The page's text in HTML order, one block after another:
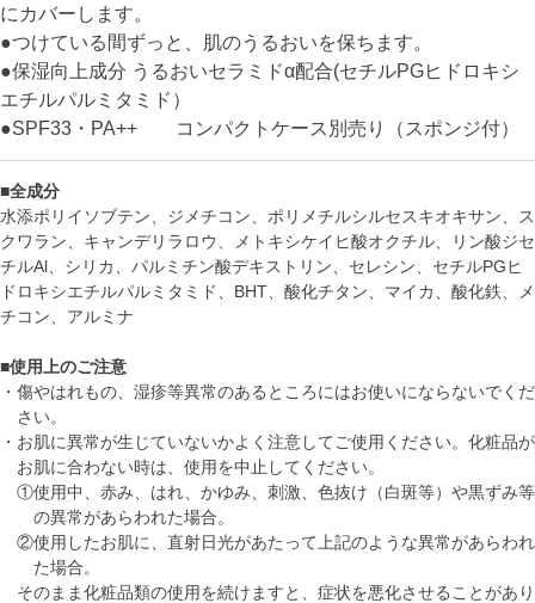
にカバーします。
●つけている間ずっと、肌のうるおいを保ちます。
●保湿向上成分 うるおいセラミドα配合(セチルPGヒドロキシ
エチルパルミタミド）
●SPF33・PA++ コンパクトケース別売り（スポンジ付）
■全成分
水添ポリイソブテン、ジメチコン、ポリメチルシルセスキオキサン、ス
クワラン、キャンデリラロウ、メトキシケイヒ酸オクチル、リン酸ジセ
チルAl、シリカ、パルミチン酸デキストリン、セレシン、セチルPGヒ
ドロキシエチルパルミタミド、BHT、酸化チタン、マイカ、酸化鉄、メ
チコン、アルミナ
■使用上のご注意
・ 傷やはれもの、湿疹等異常のあるところにはお使いにならないでくだ
さい。
・ お肌に異常が生じていないかよく注意してご使用ください。化粧品が
お肌に合わない時は、使用を中止してください。
①使用中、赤み、はれ、かゆみ、刺激、色抜け（白斑等）や黒ずみ等
の異常があらわれた場合。
②使用したお肌に、直射日光があたって上記のような異常があらわれ
た場合。
そのまま化粧品類の使用を続けますと、症状を悪化させることがあり